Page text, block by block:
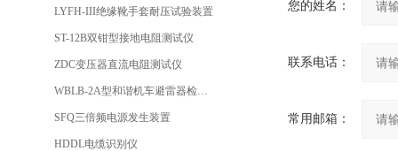
您的姓名：
联系电话：
常用邮箱：
LYFH-III绝缘靴手套耐压试验装置
ST-12B双钳型接地电阻测试仪
ZDC变压器直流电阻测试仪
WBLB-2A型和谐机车避雷器检测仪
SFQ三倍频电源发生装置
HDDL电缆识别仪